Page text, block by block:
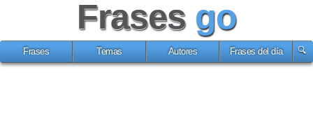
Frases go
Frases Temas Autores Frases del día